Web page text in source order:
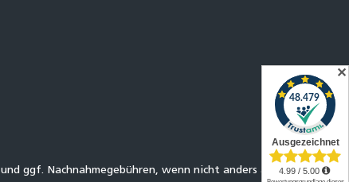
und ggf. Nachnahmegebühren, wenn nicht anders angegeben.
✕